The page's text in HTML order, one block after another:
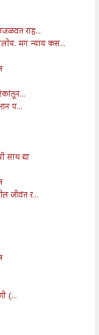
राह...
मग न्याय कस...
प...
साथ द्या
जीवंत र...
(...